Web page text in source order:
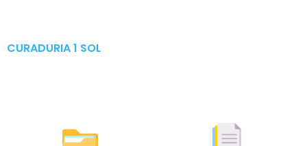
CURADURIA 1 SOL